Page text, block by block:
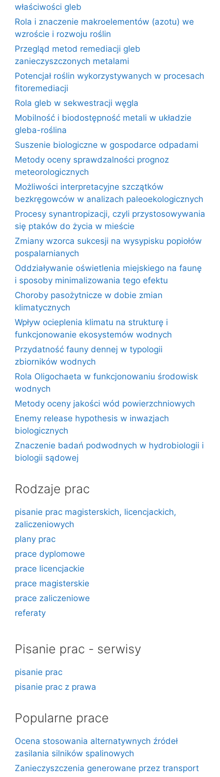
właściwości gleb
Rola i znaczenie makroelementów (azotu) we
wzroście i rozwoju roślin
Przegląd metod remediacji gleb
zanieczyszczonych metalami
Potencjał roślin wykorzystywanych w procesach
fitoremediacji
Rola gleb w sekwestracji węgla
Mobilność i biodostępność metali w układzie
gleba-roślina
Suszenie biologiczne w gospodarce odpadami
Metody oceny sprawdzalności prognoz
meteorologicznych
Możliwości interpretacyjne szczątków
bezkręgowców w analizach paleoekologicznych
Procesy synantropizacji, czyli przystosowywania
się ptaków do życia w mieście
Zmiany wzorca sukcesji na wysypisku popiołów
pospalarnianych
Oddziaływanie oświetlenia miejskiego na faunę
i sposoby minimalizowania tego efektu
Choroby pasożytnicze w dobie zmian
klimatycznych
Wpływ ocieplenia klimatu na strukturę i
funkcjonowanie ekosystemów wodnych
Przydatność fauny dennej w typologii
zbiorników wodnych
Rola Oligochaeta w funkcjonowaniu środowisk
wodnych
Metody oceny jakości wód powierzchniowych
Enemy release hypothesis w inwazjach
biologicznych
Znaczenie badań podwodnych w hydrobiologii i
biologii sądowej
Rodzaje prac
pisanie prac magisterskich, licencjackich,
zaliczeniowych
plany prac
prace dyplomowe
prace licencjackie
prace magisterskie
prace zaliczeniowe
referaty
Pisanie prac - serwisy
pisanie prac
pisanie prac z prawa
Popularne prace
Ocena stosowania alternatywnych źródeł
zasilania silników spalinowych
Zanieczyszczenia generowane przez transport